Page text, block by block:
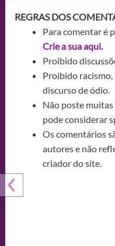
REGRAS DOS
Para comentar é
Crie a sua aqui.
Proibido
Proibido
discurso de ódio.
Não poste muitas
pode considerar
Os comentários
autores e não
criador do site.